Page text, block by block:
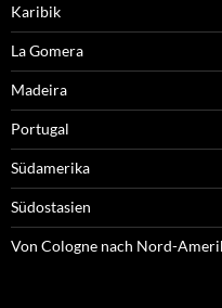
Karibik
La Gomera
Madeira
Portugal
Südamerika
Südostasien
Von Cologne nach Nord-